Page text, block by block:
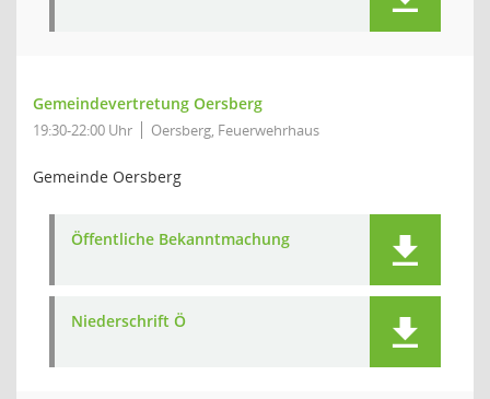
Gemeindevertretung Oersberg
19:30-22:00 Uhr Oersberg, Feuerwehrhaus
Gemeinde Oersberg
Öffentliche Bekanntmachung
Niederschrift Ö